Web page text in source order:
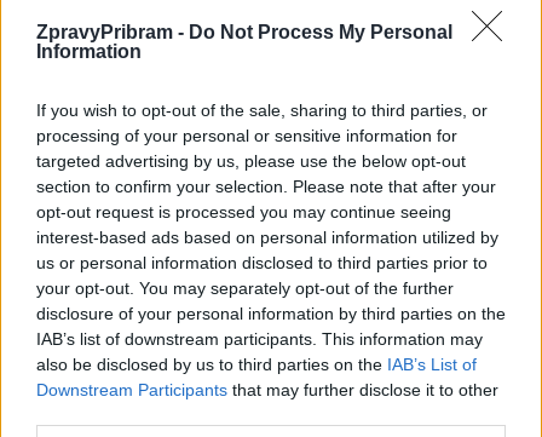
ZpravyPribram - Do Not Process My Personal
Information
If you wish to opt-out of the sale, sharing to third parties, or
processing of your personal or sensitive information for
targeted advertising by us, please use the below opt-out
section to confirm your selection. Please note that after your
opt-out request is processed you may continue seeing
interest-based ads based on personal information utilized by
us or personal information disclosed to third parties prior to
your opt-out. You may separately opt-out of the further
disclosure of your personal information by third parties on the
IAB’s list of downstream participants. This information may
also be disclosed by us to third parties on the IAB’s List of
Downstream Participants that may further disclose it to other
Podzimní sbírka potravin je tady.
Nakupte se slevou a pomozte
lidem v nouzi
Bojovný Písek nakonec dokázala
Příbram v závěru utkání zkrotit
SOUVISEJÍCÍ ČLÁNKY
VÍCE OD AUTORA
Zpravodajství
Většina koupališť na Příbramsku nabízí
výborné podmínky. Horší voda je jen na
Živohošti